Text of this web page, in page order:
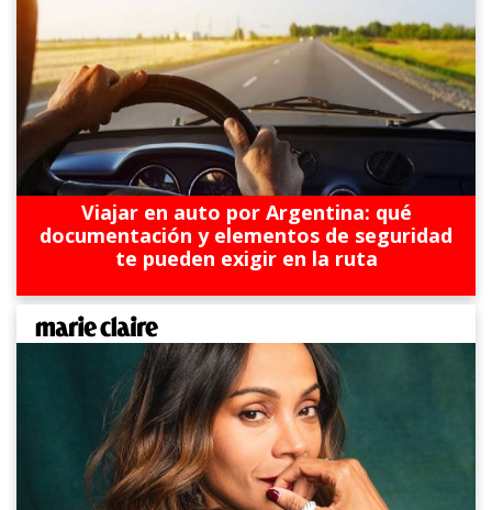
Viajar en auto por Argentina: qué
documentación y elementos de seguridad
te pueden exigir en la ruta